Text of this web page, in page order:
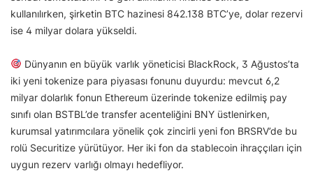
kullanılırken, şirketin BTC hazinesi 842.138 BTC’ye, dolar rezervi
ise 4 milyar dolara yükseldi.
Dünyanın en büyük varlık yöneticisi BlackRock, 3 Ağustos’ta
iki yeni tokenize para piyasası fonunu duyurdu: mevcut 6,2
milyar dolarlık fonun Ethereum üzerinde tokenize edilmiş pay
sınıfı olan BSTBL’de transfer acenteliğini BNY üstlenirken,
kurumsal yatırımcılara yönelik çok zincirli yeni fon BRSRV’de bu
rolü Securitize yürütüyor. Her iki fon da stablecoin ihraççıları için
uygun rezerv varlığı olmayı hedefliyor.